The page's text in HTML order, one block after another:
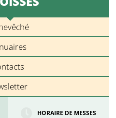
HORAIRE DE MESSES